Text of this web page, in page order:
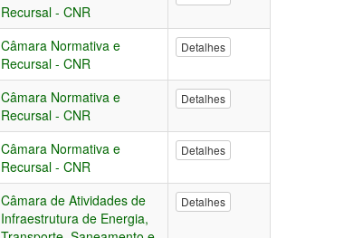
Recursal - CNR
Câmara Normativa e
Recursal - CNR
Detalhes
Câmara Normativa e
Recursal - CNR
Detalhes
Câmara Normativa e
Recursal - CNR
Detalhes
Câmara de Atividades de
Infraestrutura de Energia,
Detalhes